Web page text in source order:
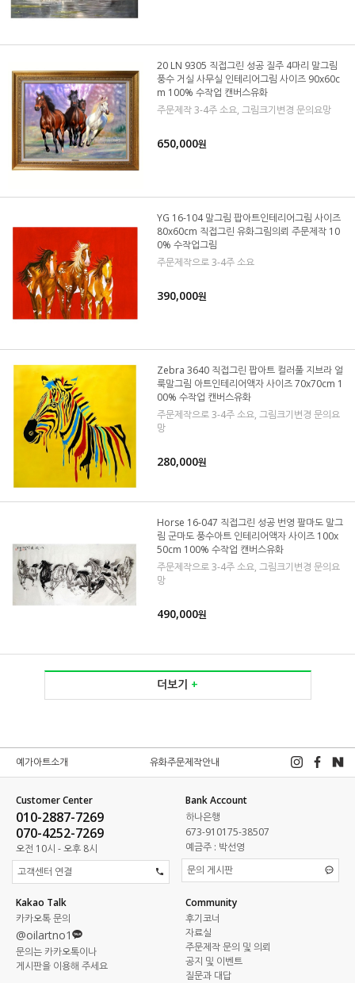
20 LN 9305 직접그린 성공 질주 4마리 말그림
풍수 거실 사무실 인테리어그림 사이즈 90x60c
m 100% 수작업 캔버스유화
주문제작 3-4주 소요, 그림크기변경 문의요망
650,000원
YG 16-104 말그림 팝아트인테리어그림 사이즈
80x60cm 직접그린 유화그림의뢰 주문제작 10
0% 수작업그림
주문제작으로 3-4주 소요
390,000원
Zebra 3640 직접그린 팝아트 컬러풀 지브라 얼
룩말그림 아트인테리어액자 사이즈 70x70cm 1
00% 수작업 캔버스유화
주문제작으로 3-4주 소요, 그림크기변경 문의요
망
280,000원
Horse 16-047 직접그린 성공 번영 팔마도 말그
림 군마도 풍수아트 인테리어액자 사이즈 100x
50cm 100% 수작업 캔버스유화
주문제작으로 3-4주 소요, 그림크기변경 문의요
망
490,000원
더보기 +
예가아트소개 유화주문제작안내
Customer Center
010-2887-7269
070-4252-7269
오전 10시 - 오후 8시
고객센터 연결
Bank Account
하나은행
673-910175-38507
예금주 : 박선영
문의 게시판
Kakao Talk
카카오톡 문의
@oilartno1
문의는 카카오톡이나
게시판을 이용해 주세요
Community
후기코너
자료실
주문제작 문의 및 의뢰
공지 및 이벤트
질문과 대답